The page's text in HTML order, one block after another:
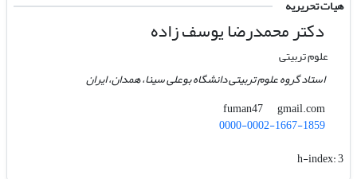
هیات تحریریه
دکتر محمدرضا یوسف زاده
علوم تربیتی
استاد گروه علوم تربیتی دانشگاه بوعلی سینا، همدان، ایران
fuman47
gmail.com
0000-0002-1667-1859
h-index:3